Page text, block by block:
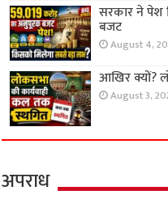
सरकार ने
बजट
August 4,
आखिर क्यों?
August 3,
अपराध